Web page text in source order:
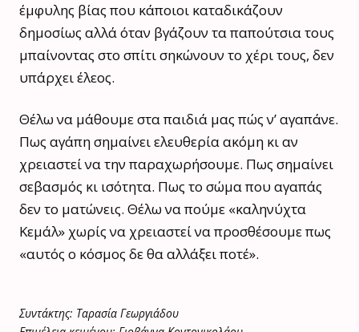
έμφυλης βίας που κάποιοι καταδικάζουν
δημοσίως αλλά όταν βγάζουν τα παπούτσια τους
μπαίνοντας στο σπίτι σηκώνουν το χέρι τους, δεν
υπάρχει έλεος.
Θέλω να μάθουμε στα παιδιά μας πώς ν’ αγαπάνε.
Πως αγάπη σημαίνει ελευθερία ακόμη κι αν
χρειαστεί να την παραχωρήσουμε. Πως σημαίνει
σεβασμός κι ισότητα. Πως το σώμα που αγαπάς
δεν το ματώνεις. Θέλω να πούμε «καληνύχτα
Κεμάλ» χωρίς να χρειαστεί να προσθέσουμε πως
«αυτός ο κόσμος δε θα αλλάξει ποτέ».
Συντάκτης: Ταρασία Γεωργιάδου